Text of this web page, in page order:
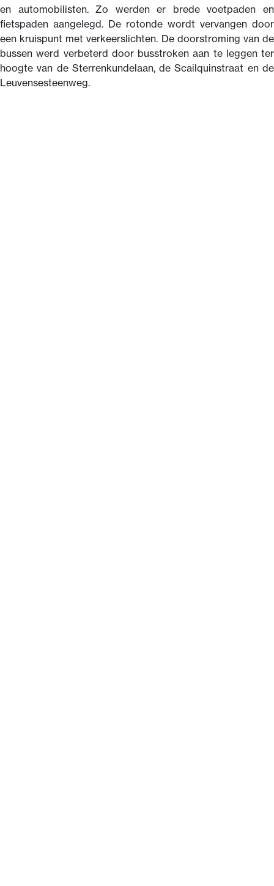
en automobilisten. Zo werden er brede voetpaden en
fietspaden aangelegd. De rotonde wordt vervangen door
een kruispunt met verkeerslichten. De doorstroming van de
bussen werd verbeterd door busstroken aan te leggen ter
hoogte van de Sterrenkundelaan, de Scailquinstraat en de
Leuvensesteenweg.